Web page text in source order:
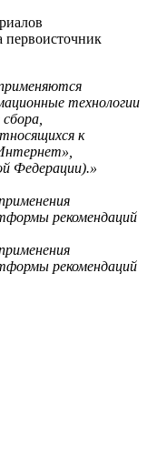
первоисточник
технологии
к
Федерации).»
рекомендаций
рекомендаций